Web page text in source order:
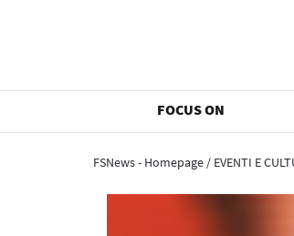
FOCUS ON
FSNews - Homepage / EVENTI E